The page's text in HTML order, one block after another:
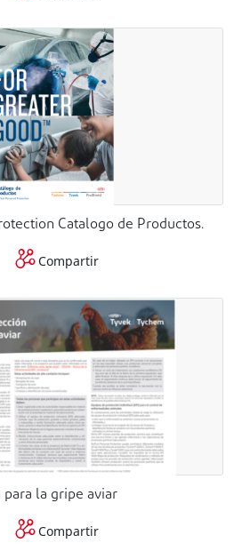
Catalogo de Productos.
Compartir
para la gripe aviar
Compartir